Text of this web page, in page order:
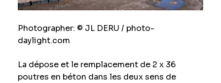
Photographer: © JL DERU / photo-
daylight.com
La dépose et le remplacement de 2 x 36
poutres en béton dans les deux sens de